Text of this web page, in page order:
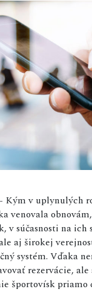
- Kým v uplynulých
venovala
v súčasnosti na ich
aj širokej
systém. Vďaka
rezervácie,
športovísk priamo